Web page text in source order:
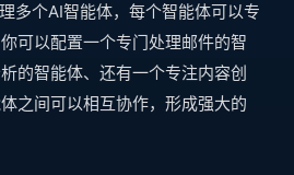
多个AI智能体，每个智能体可以专
可以配置一个专门处理邮件的智
的智能体、还有一个专注内容创
之间可以相互协作，形成强大的